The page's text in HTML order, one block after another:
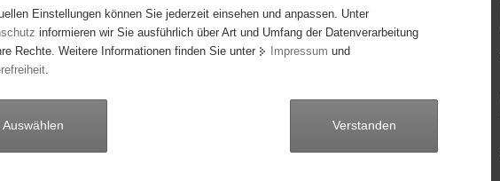
Frühlingsspaziergang, Bau von NIstkästen / Insektenhotels
Einstellungen können Sie jederzeit einsehen und anpassen. Unter
informieren wir Sie ausführlich über Art und Umfang der Datenverarbeitung
Rechte. Weitere Informationen finden Sie unter
Impressum und
Auswählen Verstanden